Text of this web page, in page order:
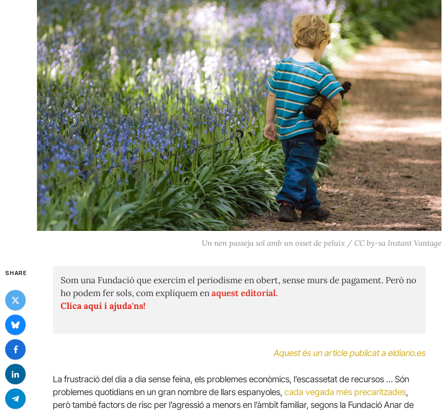
Un nen passeja sol amb un osset de peluix / CC by-sa Instant Vantage
SHARE
Som una Fundació que exercim el periodisme en obert, sense murs de pagament. Però no
ho podem fer sols, com expliquem enaquest editorial.
Clica aquí i ajuda'ns!
Aquest és un article publicat a eldiario.es
La frustració del dia a dia sense feina, els problemes econòmics, l’escassetat de recursos … Són
problemes quotidians en un gran nombre de llars espanyoles, cada vegada més precaritzades,
però també factors de risc per l’agressió a menors en l’àmbit familiar, segons la Fundació Anar de